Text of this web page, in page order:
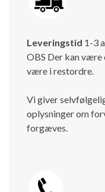
Leveringstid 1-3
OBS Der kan være
være i restordre.
Vi giver
oplysninger om
forgæves.